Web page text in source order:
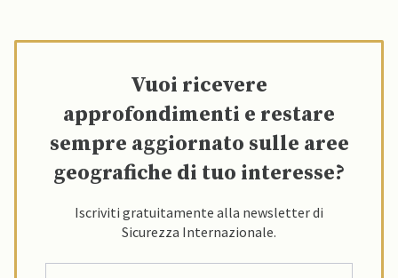
Vuoi ricevere
approfondimenti e restare
sempre aggiornato sulle aree
geografiche di tuo interesse?
Iscriviti gratuitamente alla newsletter di
Sicurezza Internazionale.